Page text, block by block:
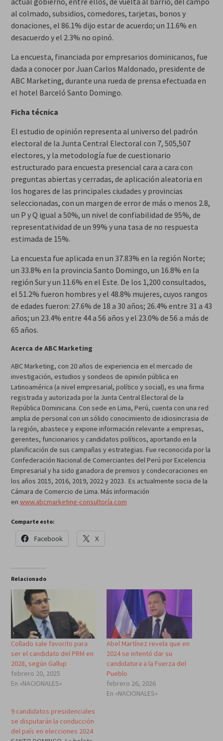
al colmado, subsidios, comedores, tarjetas, bonos y
donaciones, el 86.1% dijo estar de acuerdo; un 11.6% en
desacuerdo y el 2.3% no opinó.
La encuesta, financiada por empresarios dominicanos, fue
dada a conocer por Juan Carlos Maldonado, presidente de
ABC Marketing, durante una rueda de prensa efectuada en
el hotel Barceló Santo Domingo.
Ficha técnica
El estudio de opinión representa al universo del padrón
electoral de la Junta Central Electoral con 7, 505,507
electores, y la metodología fue de cuestionario
estructurado para encuesta presencial cara a cara con
preguntas abiertas y cerradas, de aplicación aleatoria en
los hogares de las principales ciudades y provincias
seleccionadas, con un margen de error de más o menos 2.8,
un P y Q igual a 50%, un nivel de confiabilidad de 95%, de
representatividad de un 99% y una tasa de no respuesta
estimada de 15%.
La encuesta fue aplicada en un 37.83% en la región Norte;
un 33.8% en la provincia Santo Domingo, un 16.8% en la
región Sur y un 11.6% en el Este. De los 1,200 consultados,
el 51.2% fueron hombres y el 48.8% mujeres, cuyos rangos
de edades fueron: 27.6% de 18 a 30 años; 26.4% entre 31 a 43
años; un 23.4% entre 44 a 56 años y el 23.0% de 56 a más de
65 años.
Acerca de ABC Marketing
ABC Marketing, con 20 años de experiencia en el mercado de
investigación, estudios y sondeos de opinión pública en
Latinoamérica (a nivel empresarial, político y social), es una firma
registrada y autorizada por la Junta Central Electoral de la
República Dominicana. Con sede en Lima, Perú, cuenta con una red
amplia de personal con un sólido conocimiento de idiosincrasia de
la región, abastece y expone información relevante a empresas,
gerentes, funcionarios y candidatos políticos, aportando en la
planificación de sus campañas y estrategias. Fue reconocida por la
Confederación Nacional de Comerciantes del Perú por Excelencia
Empresarial y ha sido ganadora de premios y condecoraciones en
los años 2015, 2016, 2019, 2022 y 2023. Es actualmente socia de la
Cámara de Comercio de Lima. Más información
en www.abcmarketing-consultoría.com
Comparte esto:
Facebook X
Relacionado
Collado sale favorito para
ser el candidato del PRM en
2028, según Gallup
febrero 20, 2025
En «NACIONALES»
Abel Martínez revela que en
2024 se intentó dar su
candidatura a la Fuerza del
Pueblo
febrero 26, 2026
En «NACIONALES»
9 candidatos presidenciales
se disputarán la conducción
del país en elecciones 2024